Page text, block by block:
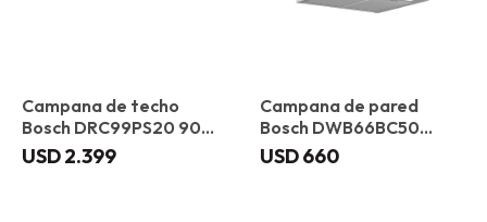
Campana de techo
Bosch DRC99PS20 90
cm
USD2.399
Campana de pared
Bosch DWB66BC50
Plana 60 cm
USD660